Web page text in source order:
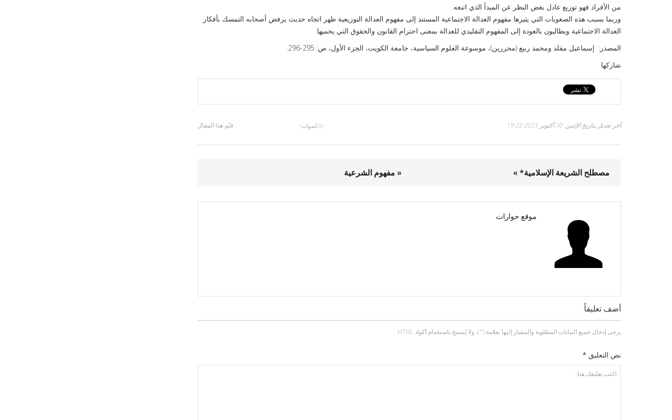
من الأفراد فهو توزيع عادل بغض النظر عن المبدأ الذي اتبعه.
وربما بسبب هذه الصعوبات التي يثيرها مفهوم العدالة الاجتماعية المستند إلى مفهوم العدالة التوزيعية ظهر اتجاه حديث يرفض أصحابه التمسك بأفكار
العدالة الاجتماعية ويطالبون بالعودة إلى المفهوم التقليدي للعدالة بمعنى احترام القانون والحقوق التي يحميها.
المصدر: إسماعيل مقلد ومحمد ربيع (محررين)، موسوعة العلوم السياسية، جامعة الكويت، الجزء الأول، ص: 295-296.
شاركها
قيّم هذا المقال (0 أصوات) آخر تعديل بتاريخ الإثنين, 30 أكتوبر 2023 19:22
« مفهوم الشرعية مصطلح الشريعة الإسلامية* »
موقع حوارات
أضف تعليقاً
يرجى إدخال جميع البيانات المطلوبة والمشار إليها بعلامة (*)، ولا يُسمح باستخدام أكواد HTML.
نص التعليق *